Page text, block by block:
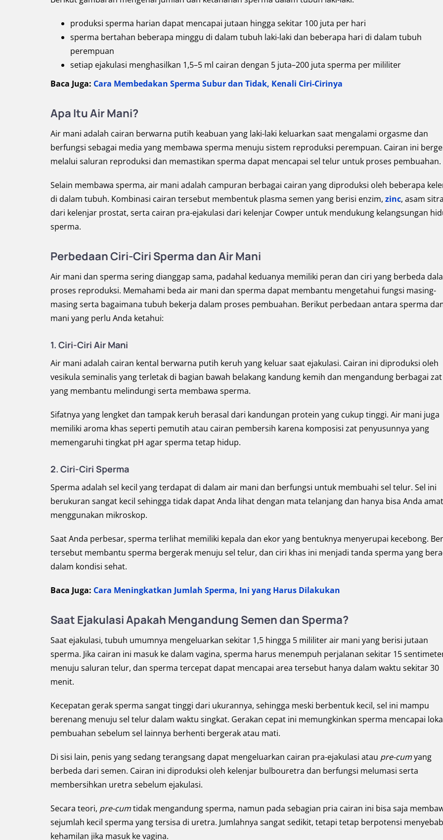
produksi sperma harian dapat mencapai jutaan hingga sekitar 100 juta per hari
sperma bertahan beberapa minggu di dalam tubuh laki-laki dan beberapa hari di dalam tubuh
perempuan
setiap ejakulasi menghasilkan 1,5–5 ml cairan dengan 5 juta–200 juta sperma per mililiter
Baca Juga: Cara Membedakan Sperma Subur dan Tidak, Kenali Ciri-Cirinya
Apa Itu Air Mani?
Air mani adalah cairan berwarna putih keabuan yang laki-laki keluarkan saat mengalami orgasme dan
berfungsi sebagai media yang membawa sperma menuju sistem reproduksi perempuan. Cairan ini
melalui saluran reproduksi dan memastikan sperma dapat mencapai sel telur untuk proses pembuahan.
Selain membawa sperma, air mani adalah campuran berbagai cairan yang diproduksi oleh beberapa
di dalam tubuh. Kombinasi cairan tersebut membentuk plasma semen yang berisi enzim, zinc, asam
dari kelenjar prostat, serta cairan pra-ejakulasi dari kelenjar Cowper untuk mendukung kelangsungan
sperma.
Perbedaan Ciri-Ciri Sperma dan Air Mani
Air mani dan sperma sering dianggap sama, padahal keduanya memiliki peran dan ciri yang berbeda
proses reproduksi. Memahami beda air mani dan sperma dapat membantu mengetahui fungsi masing-
masing serta bagaimana tubuh bekerja dalam proses pembuahan. Berikut perbedaan antara sperma
mani yang perlu Anda ketahui:
1. Ciri-Ciri Air Mani
Air mani adalah cairan kental berwarna putih keruh yang keluar saat ejakulasi. Cairan ini diproduksi oleh
vesikula seminalis yang terletak di bagian bawah belakang kandung kemih dan mengandung berbagai zat
yang membantu melindungi serta membawa sperma.
Sifatnya yang lengket dan tampak keruh berasal dari kandungan protein yang cukup tinggi. Air mani juga
memiliki aroma khas seperti pemutih atau cairan pembersih karena komposisi zat penyusunnya yang
memengaruhi tingkat pH agar sperma tetap hidup.
2. Ciri-Ciri Sperma
Sperma adalah sel kecil yang terdapat di dalam air mani dan berfungsi untuk membuahi sel telur. Sel ini
berukuran sangat kecil sehingga tidak dapat Anda lihat dengan mata telanjang dan hanya bisa Anda
menggunakan mikroskop.
Saat Anda perbesar, sperma terlihat memiliki kepala dan ekor yang bentuknya menyerupai kecebong.
tersebut membantu sperma bergerak menuju sel telur, dan ciri khas ini menjadi tanda sperma yang
dalam kondisi sehat.
Baca Juga: Cara Meningkatkan Jumlah Sperma, Ini yang Harus Dilakukan
Saat Ejakulasi Apakah Mengandung Semen dan Sperma?
Saat ejakulasi, tubuh umumnya mengeluarkan sekitar 1,5 hingga 5 mililiter air mani yang berisi jutaan
sperma. Jika cairan ini masuk ke dalam vagina, sperma harus menempuh perjalanan sekitar 15
menuju saluran telur, dan sperma tercepat dapat mencapai area tersebut hanya dalam waktu sekitar 30
menit.
Kecepatan gerak sperma sangat tinggi dari ukurannya, sehingga meski berbentuk kecil, sel ini mampu
berenang menuju sel telur dalam waktu singkat. Gerakan cepat ini memungkinkan sperma mencapai
pembuahan sebelum sel lainnya berhenti bergerak atau mati.
Di sisi lain, penis yang sedang terangsang dapat mengeluarkan cairan pra-ejakulasi atau pre-cumyang
berbeda dari semen. Cairan ini diproduksi oleh kelenjar bulbouretra dan berfungsi melumasi serta
membersihkan uretra sebelum ejakulasi.
Secara teori, pre-cumtidak mengandung sperma, namun pada sebagian pria cairan ini bisa saja
sejumlah kecil sperma yang tersisa di uretra. Jumlahnya sangat sedikit, tetapi tetap berpotensi
kehamilan jika masuk ke vagina.